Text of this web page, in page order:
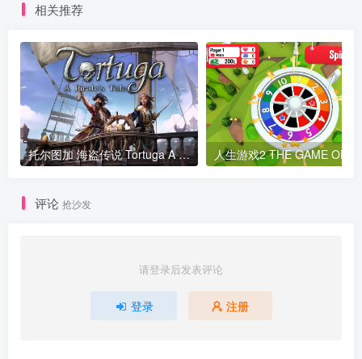
相关推荐
托尔图加 海盗传说 Tortuga A Pirate’s Tale v1.1.4.47547版 官方中文
评论 抢沙发
请登录后发表评论
登录 注册